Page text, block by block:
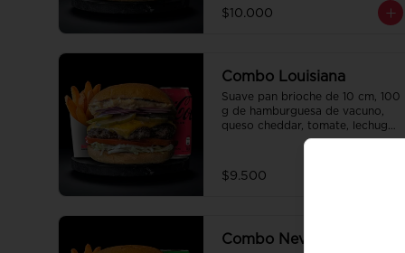
perfectamente condimentadas,
salsa de la casa de regalo a
$10.000
Combo Louisiana
Suave pan brioche de 10 cm, 100
g de hamburguesa de vacuno,
queso cheddar, tomate, lechuga,
pepinillo, cebolla morada, ali oli
perfectamente condimentadas,
salsa de la casa de regalo a
$9.500
Combo Nevada